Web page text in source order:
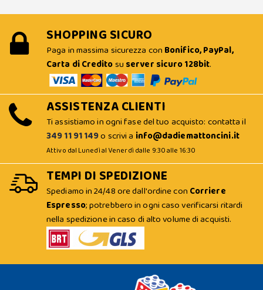
SHOPPING SICURO
Paga in massima sicurezza con Bonifico, PayPal,
Carta di Creditosu server sicuro 128bit.
ASSISTENZA CLIENTI
Ti assistiamo in ogni fase del tuo acquisto: contatta il
349 11 91 149o scrivi a info@dadiemattoncini.it
Attivo dal Lunedì al Venerdì dalle 9:30 alle 16:30
TEMPI DI SPEDIZIONE
Spediamo in 24/48 ore dall'ordine con Corriere
Espresso; potrebbero in ogni caso verificarsi ritardi
nella spedizione in caso di alto volume di acquisti.